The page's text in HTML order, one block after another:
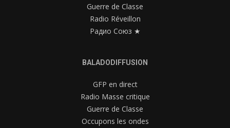
Guerre de Classe
Radio Réveillon
Радио Союз ★
BALADODIFFUSION
GFP en direct
Radio Masse critique
Guerre de Classe
Occupons les ondes